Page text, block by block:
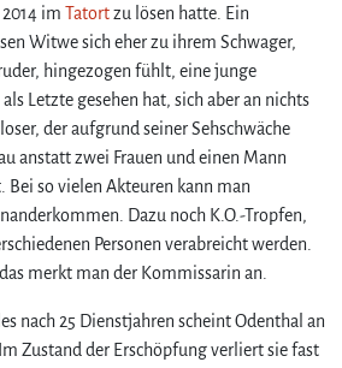
K
.
T
r
o
p
f
e
d
e
im Tatortzu lösen hatte. Ein
Witwe sich eher zu ihrem Schwager,
hingezogen fühlt, eine junge
Letzte gesehen hat, sich aber an nichts
der aufgrund seiner Sehschwäche
anstatt zwei Frauen und einen Mann
Bei so vielen Akteuren kann man
Dazu noch K.O.-Tropfen,
Personen verabreicht werden.
merkt man der Kommissarin an.
nach 25 Dienstjahren scheint Odenthal an
Zustand der Erschöpfung verliert sie fast